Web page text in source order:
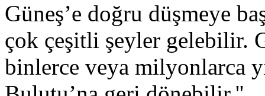
Güneş’e doğru düşmeye
çok çeşitli şeyler gelebilir.
binlerce veya milyonlarca